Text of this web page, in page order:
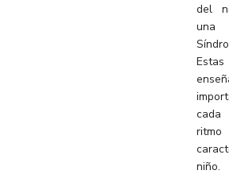
del
una
cada